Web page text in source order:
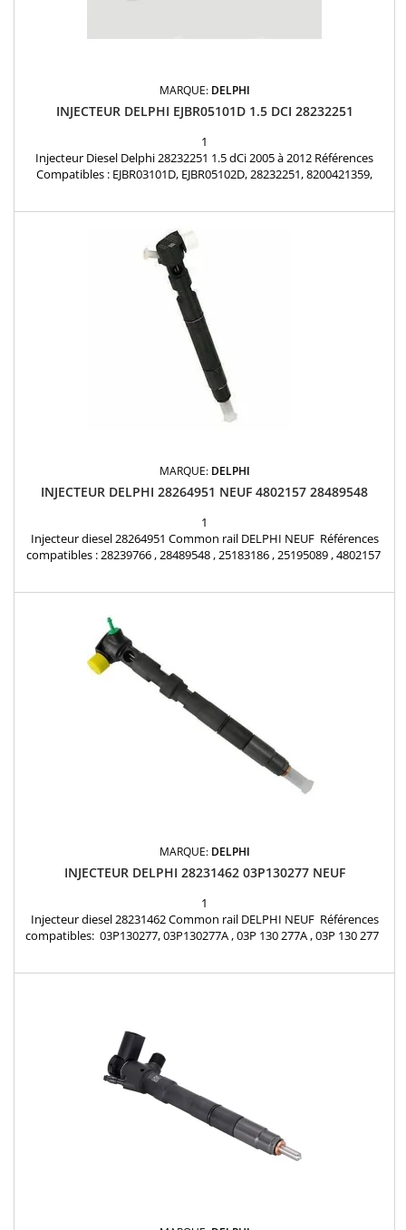
MARQUE: DELPHI
INJECTEUR DELPHI EJBR05101D 1.5 DCI 28232251
1
Injecteur Diesel Delphi 28232251 1.5 dCi 2005 à 2012 Références
Compatibles : EJBR03101D, EJBR05102D, 28232251, 8200421359,
MARQUE: DELPHI
INJECTEUR DELPHI 28264951 NEUF 4802157 28489548
1
Injecteur diesel 28264951 Common rail DELPHI NEUF Références
compatibles : 28239766 , 28489548 , 25183186 , 25195089 , 4802157
MARQUE: DELPHI
INJECTEUR DELPHI 28231462 03P130277 NEUF
1
Injecteur diesel 28231462 Common rail DELPHI NEUF Références
compatibles: 03P130277, 03P130277A , 03P 130 277A , 03P 130 277